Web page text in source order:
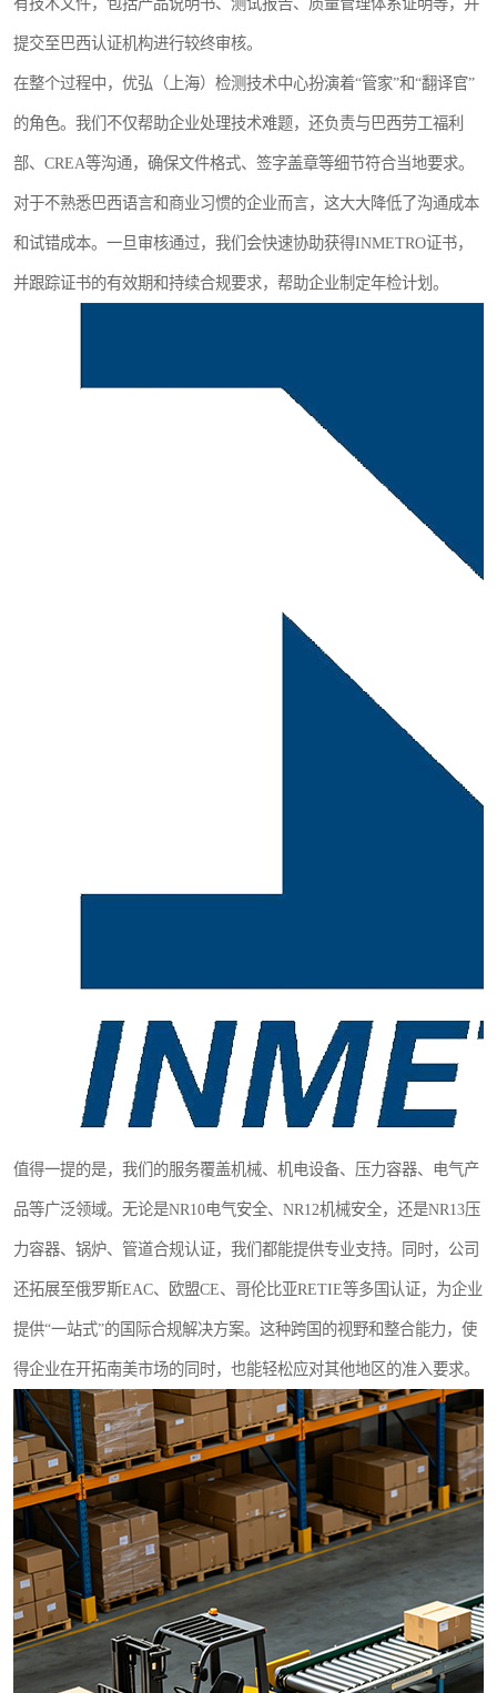
提交至巴西认证机构进行较终审核。
在整个过程中，优弘（上海）检测技术中心扮演着“管家”和“翻译官”
的角色。我们不仅帮助企业处理技术难题，还负责与巴西劳工福利
部、CREA等沟通，确保文件格式、签字盖章等细节符合当地要求。
对于不熟悉巴西语言和商业习惯的企业而言，这大大降低了沟通成本
和试错成本。一旦审核通过，我们会快速协助获得INMETRO证书，
并跟踪证书的有效期和持续合规要求，帮助企业制定年检计划。
值得一提的是，我们的服务覆盖机械、机电设备、压力容器、电气产
品等广泛领域。无论是NR10电气安全、NR12机械安全，还是NR13压
力容器、锅炉、管道合规认证，我们都能提供专业支持。同时，公司
还拓展至俄罗斯EAC、欧盟CE、哥伦比亚RETIE等多国认证，为企业
提供“一站式”的国际合规解决方案。这种跨国的视野和整合能力，使
得企业在开拓南美市场的同时，也能轻松应对其他地区的准入要求。